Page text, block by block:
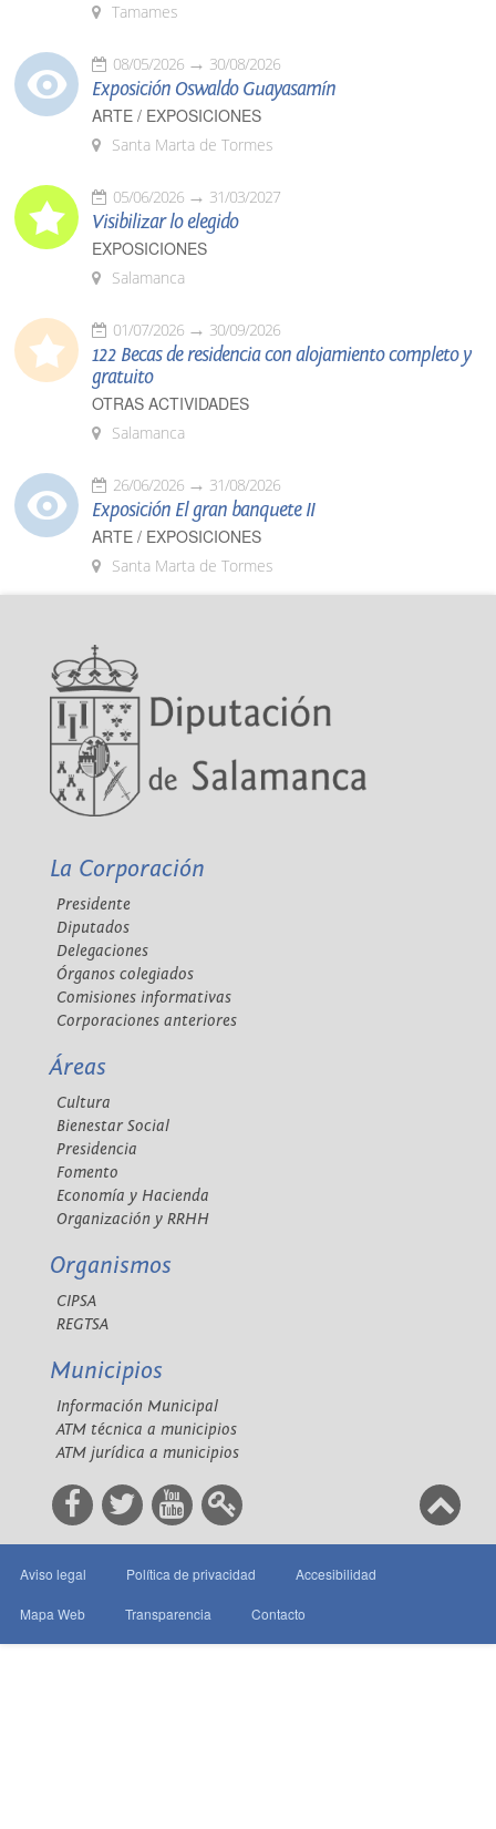
Tamames
08/05/2026 30/08/2026
Exposición Oswaldo Guayasamín
ARTE / EXPOSICIONES
Santa Marta de Tormes
05/06/2026 31/03/2027
Visibilizar lo elegido
EXPOSICIONES
Salamanca
01/07/2026 30/09/2026
122 Becas de residencia con alojamiento completo y
gratuito
OTRAS ACTIVIDADES
Salamanca
26/06/2026 31/08/2026
Exposición El gran banquete II
ARTE / EXPOSICIONES
Santa Marta de Tormes
La Corporación
Presidente
Diputados
Delegaciones
Órganos colegiados
Comisiones informativas
Corporaciones anteriores
Áreas
Cultura
Bienestar Social
Presidencia
Fomento
Economía y Hacienda
Organización y RRHH
Organismos
CIPSA
REGTSA
Municipios
Información Municipal
ATM técnica a municipios
ATM jurídica a municipios
Aviso legal Política de privacidad Accesibilidad
Mapa Web Transparencia Contacto